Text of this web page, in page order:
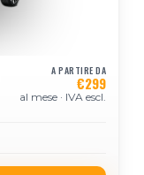
A PARTIRE DA
€299
al mese · IVA escl.